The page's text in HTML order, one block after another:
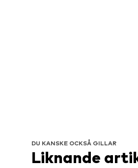
DU KANSKE OCKSÅ GILLAR
Liknande